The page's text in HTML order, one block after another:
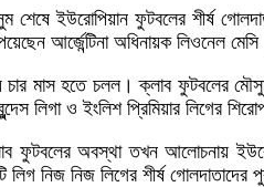
ইউরোপিয়ান ফুটবলের শীর্ষ
আর্জেন্টিনা অধিনায়ক লিওনেল
চার মাস হতে চলল। ক্লাব ফুটবলের
লিগা ও ইংলিশ প্রিমিয়ার লিগের
অবস্থা তখন আলোচনায়
লিগ নিজ নিজ লিগের শীর্ষ